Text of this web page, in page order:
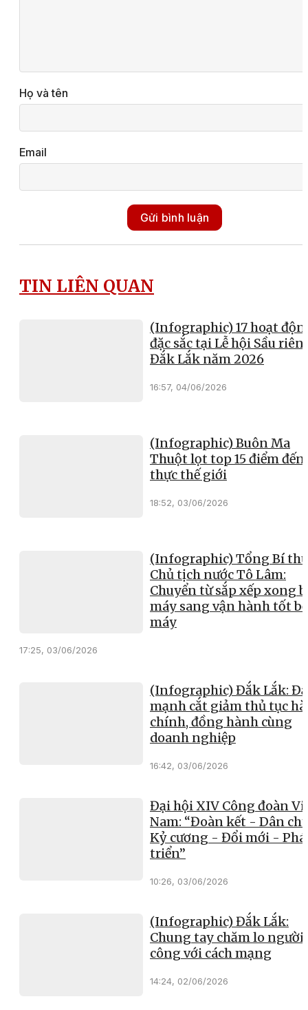
Họ và tên
Email
Gửi bình luận
TIN LIÊN QUAN
(Infographic) 17 hoạt
đặc sắc tại Lễ hội Sầu
Đắk Lắk năm 2026
16:57, 04/06/2026
(Infographic) Buôn Ma
Thuột lọt top 15 điểm đến
thực thế giới
18:52, 03/06/2026
(Infographic) Tổng Bí
Chủ tịch nước Tô Lâm:
Chuyển từ sắp xếp xong
máy sang vận hành tốt
máy
17:25, 03/06/2026
(Infographic) Đắk Lắk:
mạnh cắt giảm thủ tục
chính, đồng hành cùng
doanh nghiệp
16:42, 03/06/2026
Đại hội XIV Công đoàn
Nam: “Đoàn kết - Dân
Kỷ cương - Đổi mới -
triển”
10:26, 03/06/2026
(Infographic) Đắk Lắk:
Chung tay chăm lo người
công với cách mạng
14:24, 02/06/2026